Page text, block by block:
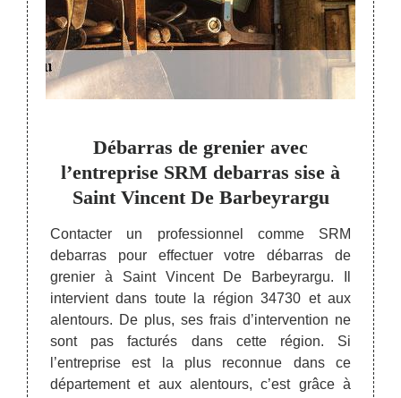
de
un
des
de
Débarras de grenier avec
l’entreprise SRM debarras sise à
Saint Vincent De Barbeyrargu
Contacter un professionnel comme SRM
debarras pour effectuer votre débarras de
grenier à Saint Vincent De Barbeyrargu. Il
intervient dans toute la région 34730 et aux
alentours. De plus, ses frais d’intervention ne
sont pas facturés dans cette région. Si
l’entreprise est la plus reconnue dans ce
département et aux alentours, c’est grâce à
De
des